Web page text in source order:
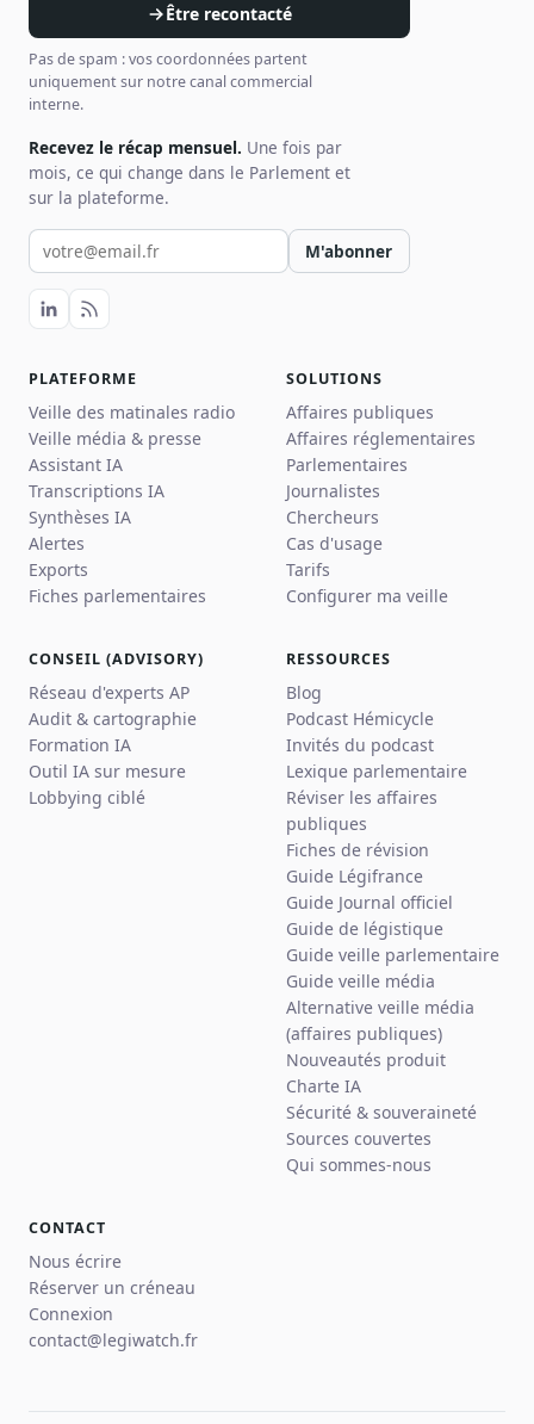
Être recontacté
Pas de spam : vos coordonnées partent
uniquement sur notre canal commercial
interne.
Recevez le récap mensuel. Une fois par
mois, ce qui change dans le Parlement et
sur la plateforme.
Votre email pour la newsletter
M'abonner
PLATEFORME
Veille des matinales radio
Veille média & presse
Assistant IA
Transcriptions IA
Synthèses IA
Alertes
Exports
Fiches parlementaires
SOLUTIONS
Affaires publiques
Affaires réglementaires
Parlementaires
Journalistes
Chercheurs
Cas d'usage
Tarifs
Configurer ma veille
CONSEIL (ADVISORY)
Réseau d'experts AP
Audit & cartographie
Formation IA
Outil IA sur mesure
Lobbying ciblé
RESSOURCES
Blog
Podcast Hémicycle
Invités du podcast
Lexique parlementaire
Réviser les affaires
publiques
Fiches de révision
Guide Légifrance
Guide Journal officiel
Guide de légistique
Guide veille parlementaire
Guide veille média
Alternative veille média
(affaires publiques)
Nouveautés produit
Charte IA
Sécurité & souveraineté
Sources couvertes
Qui sommes-nous
CONTACT
Nous écrire
Réserver un créneau
Connexion
contact@legiwatch.fr